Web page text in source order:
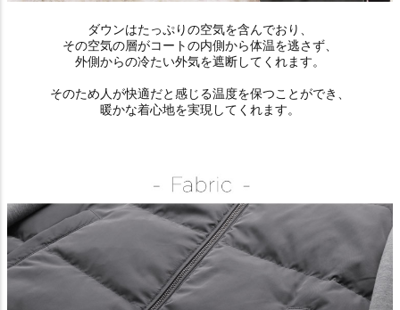
ダウンはたっぷりの空気を含んでおり、
その空気の層がコートの内側から体温を逃さず、
外側からの冷たい外気を遮断してくれます。
そのため人が快適だと感じる温度を保つことができ、
暖かな着心地を実現してくれます。